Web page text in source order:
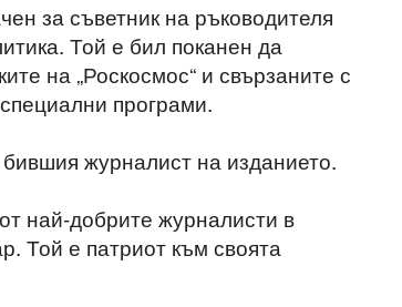
за съветник на ръководителя
Той е бил поканен да
на „Роскосмос“ и свързаните с
програми.
журналист на изданието.
най-добрите журналисти в
Той е патриот към своята